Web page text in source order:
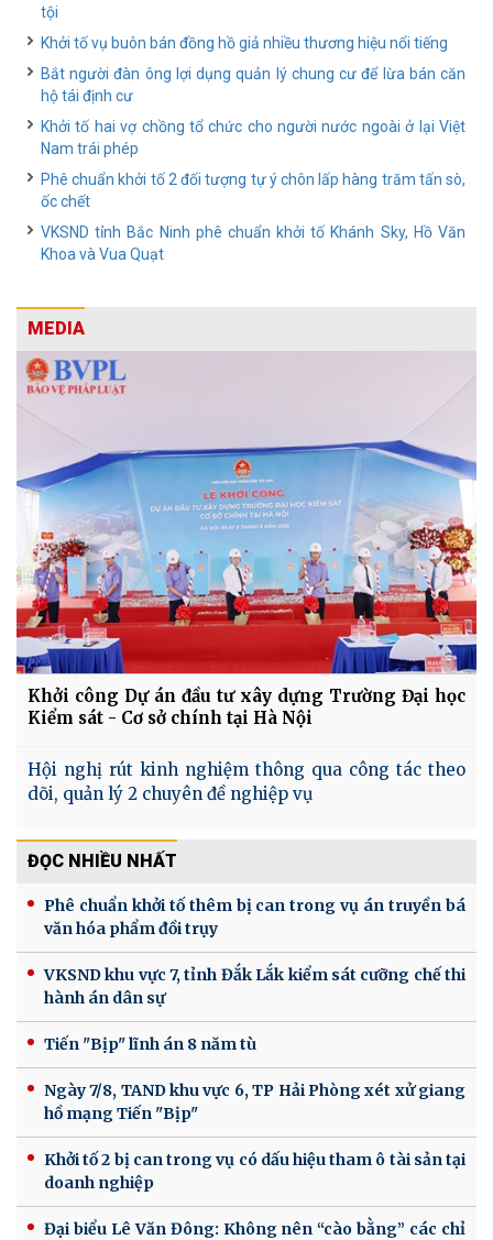
tội
Khởi tố vụ buôn bán đồng hồ giả nhiều thương hiệu nổi tiếng
Bắt người đàn ông lợi dụng quản lý chung cư để lừa bán căn
hộ tái định cư
Khởi tố hai vợ chồng tổ chức cho người nước ngoài ở lại Việt
Nam trái phép
Phê chuẩn khởi tố 2 đối tượng tự ý chôn lấp hàng trăm tấn sò,
ốc chết
VKSND tỉnh Bắc Ninh phê chuẩn khởi tố Khánh Sky, Hồ Văn
Khoa và Vua Quạt
MEDIA
Khởi công Dự án đầu tư xây dựng Trường Đại học
Kiểm sát - Cơ sở chính tại Hà Nội
Hội nghị rút kinh nghiệm thông qua công tác theo
dõi, quản lý 2 chuyên đề nghiệp vụ
ĐỌC NHIỀU NHẤT
Phê chuẩn khởi tố thêm bị can trong vụ án truyền bá
văn hóa phẩm đồi trụy
VKSND khu vực 7, tỉnh Đắk Lắk kiểm sát cưỡng chế thi
hành án dân sự
Tiến "Bịp" lĩnh án 8 năm tù
Ngày 7/8, TAND khu vực 6, TP Hải Phòng xét xử giang
hồ mạng Tiến "Bịp"
Khởi tố 2 bị can trong vụ có dấu hiệu tham ô tài sản tại
doanh nghiệp
Đại biểu Lê Văn Đông: Không nên “cào bằng” các chỉ